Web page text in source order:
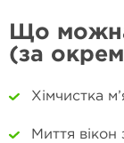
Що
(за
Хімчистка
Миття вікон